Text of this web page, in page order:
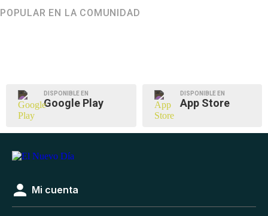
POPULAR EN LA COMUNIDAD
DISPONIBLE EN
Google Play
DISPONIBLE EN
App Store
Mi cuenta